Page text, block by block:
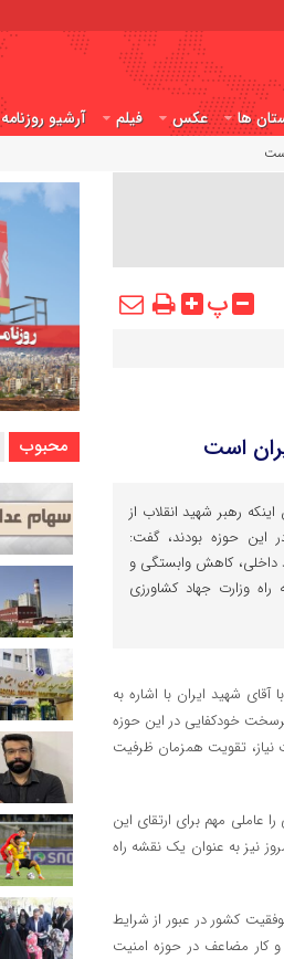
ها عکس فیلم آرشیو روزنامه
پ
است
رهبر شهید انقلاب از
این حوزه بودند، گفت:
داخلی، کاهش وابستگی و
راه وزارت جهاد کشاورزی
شهید ایران با اشاره به
خودکفایی در این حوزه
نیاز، تقویت همزمان ظرفیت
عاملی مهم برای ارتقای این
نیز به‌ عنوان یک نقشه راه
کشور در عبور از شرایط
و کار مضاعف در حوزه امنیت
محبوب